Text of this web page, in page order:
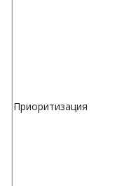
Приоритизация